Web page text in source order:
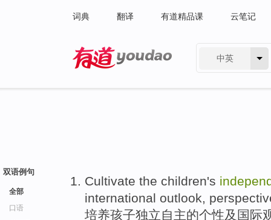
词典 翻译 有道精品课 云笔记
中英
双语例句
全部
口语
Cultivate the children's
international outlook,
培养孩子独立自主的个性及 国际